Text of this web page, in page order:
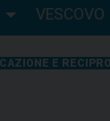
VESCOVO
E